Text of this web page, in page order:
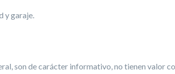
y garaje.
son de carácter informativo, no tienen valor